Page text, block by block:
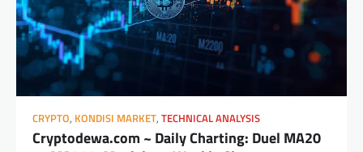
CRYPTO, KONDISI MARKET, TECHNICAL ANALYSIS
Cryptodewa.com ~ Daily Charting: Duel MA20